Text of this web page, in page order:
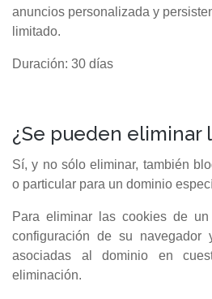
anuncios personalizada y
limitado.
Duración: 30 días
¿Se pueden eliminar
Sí, y no sólo eliminar, también
o particular para un dominio
Para eliminar las cookies de
configuración de su
asociadas al dominio en
eliminación.